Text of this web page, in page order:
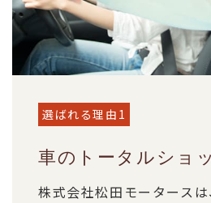
選ばれる理由1
車のトータルショ
株式会社松田モータース